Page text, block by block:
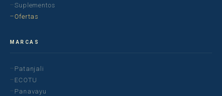
Suplementos
Ofertas
MARCAS
Patanjali
ECOTU
Panavayu